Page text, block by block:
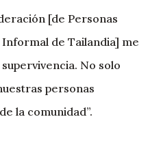
[de Personas
de Tailandia] me
No solo
personas
la comunidad”.